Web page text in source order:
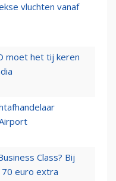
vluchten vanaf
moet het tij keren
Class? Bij
euro extra